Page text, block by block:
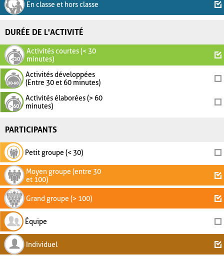
En classe et hors classe
DURÉE DE L'ACTIVITÉ
Activités courtes (< 30
minutes)
Activités développées
(Entre 30 et 60 minutes)
Activités élaborées (> 60
minutes)
PARTICIPANTS
Petit groupe (< 30)
Moyen groupe (entre 30
et 100)
Grand groupe (> 100)
Équipe
Individuel